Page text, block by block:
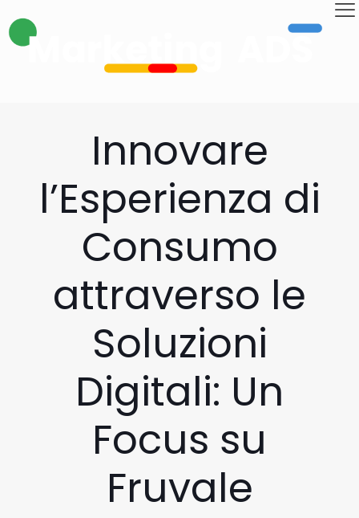
Innovare
l’Esperienza di
Consumo
attraverso le
Soluzioni
Digitali: Un
Focus su
Fruvale